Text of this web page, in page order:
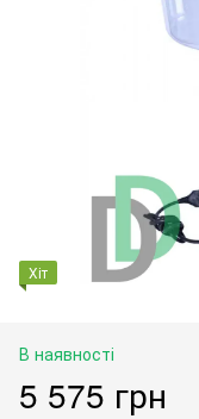
Хіт
В наявності
5 575 грн